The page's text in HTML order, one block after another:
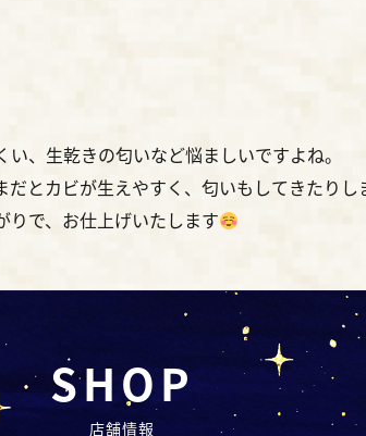
、生乾きの匂いなど悩ましいですよね。
とカビが生えやすく、匂いもしてきたりし
りで、お仕上げいたします
SHOP
店舗情報